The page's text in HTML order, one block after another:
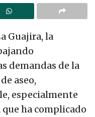
Guajira, la
demandas de la
aseo,
especialmente
ha complicado